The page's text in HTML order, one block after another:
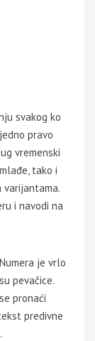
svakog ko
pravo
vremenski
tako i
varijantama.
i navodi na
je vrlo
pevačice.
pronaći
predivne